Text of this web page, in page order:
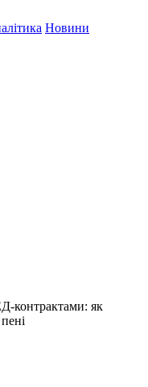
Новини
контрактами: як